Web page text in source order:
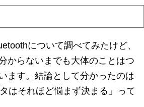
について調べてみたけど、
からないまでも大体のことはつ
ます。結論として分かったのは
はそれほど悩まず決まる」って